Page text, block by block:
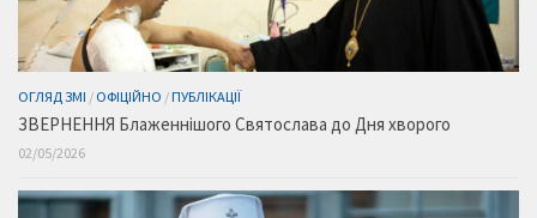
ОГЛЯД ЗМІ / ОФІЦІЙНО /ПУБЛІКАЦІЇ
ЗВЕРНЕННЯ Блаженнішого Святослава до Дня хворого
02/05/2026